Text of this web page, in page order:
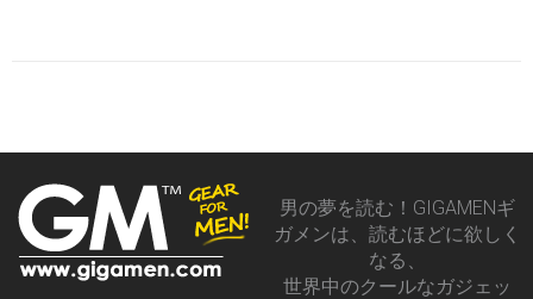
男の夢を読む！GIGAMENギ
ガメンは、読むほどに欲しく
なる、
世界中のクールなガジェッ